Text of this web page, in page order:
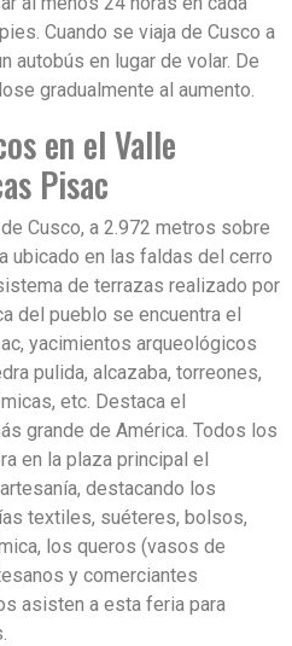
Cuando se viaja de Cusco a
autobús en lugar de volar. De
gradualmente al aumento.
en el Valle
Pisac
Cusco, a 2.972 metros sobre
ubicado en las faldas del cerro
de terrazas realizado por
del pueblo se encuentra el
yacimientos arqueológicos
pulida, alcazaba, torreones,
etc. Destaca el
grande de América. Todos los
en la plaza principal el
destacando los
textiles, suéteres, bolsos,
los queros (vasos de
y comerciantes
asisten a esta feria para